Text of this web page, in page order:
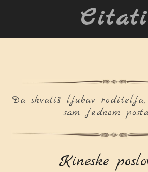
Citati
Da shvatiš ljubav
sam jednom
Kineske